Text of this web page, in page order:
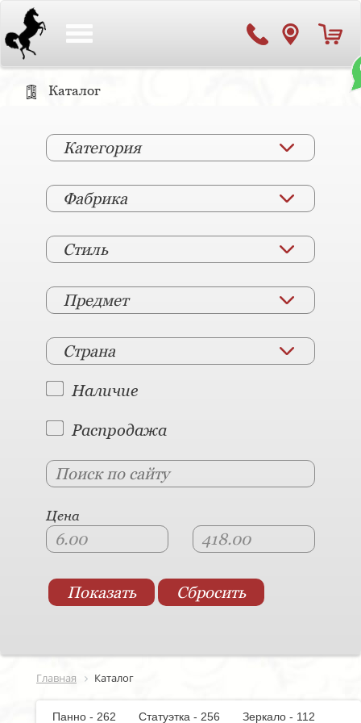
Каталог
Категория
Фабрика
Стиль
Предмет
Страна
Наличие
Распродажа
Цена
Главная Каталог
Панно - 262 Статуэтка - 256
Зеркало - 112